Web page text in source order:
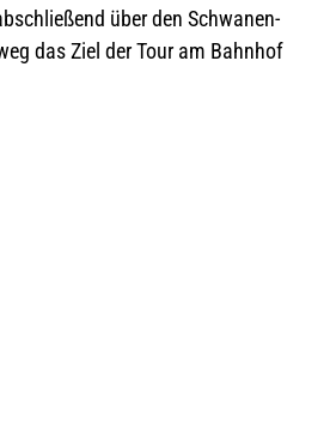
über den Schwa­nen­
das Ziel der Tour am Bahn­hof